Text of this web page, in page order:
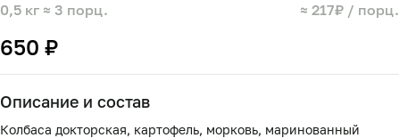
0,5 кг ≈ 3 порц. ≈ 217₽ / порц.
650 ₽
Описание и состав
Колбаса докторская, картофель, морковь, маринованный